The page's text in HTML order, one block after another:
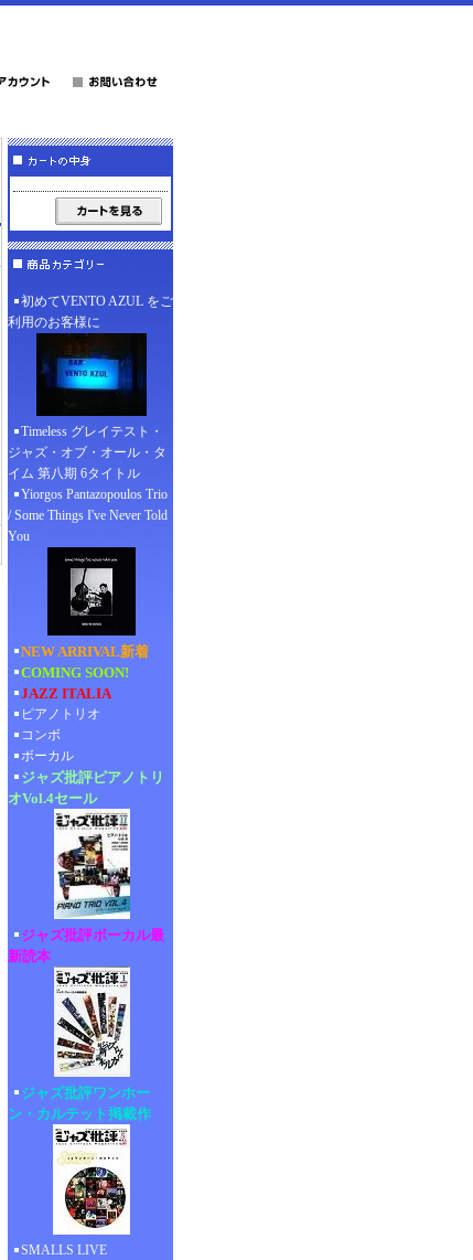
初めてVENTO AZUL をご
利用のお客様に
Timeless グレイテスト・
ジャズ・オブ・オール・タ
イム 第八期 6タイトル
Yiorgos Pantazopoulos Trio
/ Some Things I've Never Told
You
NEW ARRIVAL新着
COMING SOON!
JAZZ ITALIA
ピアノトリオ
コンボ
ボーカル
ジャズ批評ピアノトリ
オVol.4セール
ジャズ批評ボーカル最
新読本
ジャズ批評ワンホー
ン・カルテット掲載作
SMALLS LIVE